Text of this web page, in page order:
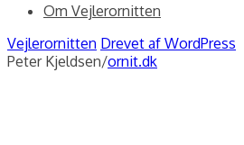
Om Vejlerornitten
Vejlerornitten Drevet af WordPress
Peter Kjeldsen/ornit.dk